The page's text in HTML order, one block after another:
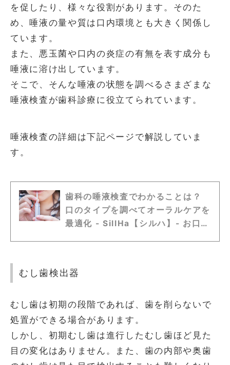
を促したり、様々な役割があります。そのた
め、唾液の量や質は口内環境とも大きく関係し
ています。
また、悪玉菌や口内の炎症の有無を表す成分も
唾液に溶け出しています。
そこで、そんな唾液の状態を調べるさまざまな
唾液検査が歯科診療に役立てられています。
唾液検査の詳細は下記ページで解説していま
す。
歯科の唾液検査でわかることは？
口のタイプを調べてオーラルケアを
最適化 - SillHa【シルハ】- お口を
むし歯検出器
むし歯は初期の段階であれば、歯を削らないで
処置ができる場合があります。
しかし、初期むし歯は進行したむし歯ほど見た
目の変化はありません。また、歯の内部や奥歯